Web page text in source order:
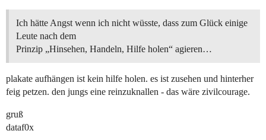
Ich hätte Angst wenn ich nicht wüsste, dass zum Glück einige
Leute nach dem
Prinzip „Hinsehen, Handeln, Hilfe holen“ agieren…
plakate aufhängen ist kein hilfe holen. es ist zusehen und hinterher
feig petzen. den jungs eine reinzuknallen - das wäre zivilcourage.
gruß
dataf0x